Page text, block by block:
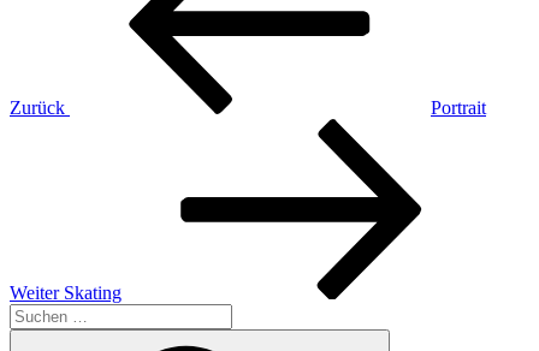
Zurück
Portrait
Weiter Skating
Suchen
nach: